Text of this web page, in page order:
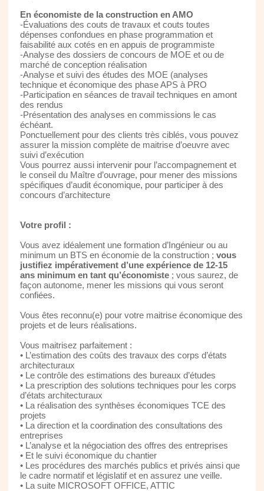
En économiste de la construction en AMO
-Évaluations des couts de travaux et couts toutes
dépenses confondues en phase programmation et
faisabilité aux cotés en en appuis de programmiste
-Analyse des dossiers de concours de MOE et ou de
marché de conception réalisation
-Analyse et suivi des études des MOE (analyses
technique et économique des phase APS à PRO
-Participation en séances de travail techniques en amont
des rendus
-Présentation des analyses en commissions le cas
échéant.
Ponctuellement pour des clients très ciblés, vous pouvez
assurer la mission complète de maitrise d’oeuvre avec
suivi d’exécution
Vous pourrez aussi intervenir pour l’accompagnement et
le conseil du Maître d’ouvrage, pour mener des missions
spécifiques d’audit économique, pour participer à des
concours d’architecture
Votre profil :
Vous avez idéalement une formation d’Ingénieur ou au
minimum un BTS en économie de la construction ; vous
justifiez impérativement d’une expérience de 12-15
ans minimum en tant qu’économiste; vous saurez, de
façon autonome, mener les missions qui vous seront
confiées.
Vous êtes reconnu(e) pour votre maitrise économique des
projets et de leurs réalisations.
Vous maitrisez parfaitement :
• L’estimation des coûts des travaux des corps d’états
architecturaux
• Le contrôle des estimations des bureaux d’études
• La prescription des solutions techniques pour les corps
d’états architecturaux
• La réalisation des synthèses économiques TCE des
projets
• La direction et la coordination des consultations des
entreprises
• L’analyse et la négociation des offres des entreprises
• Et le suivi économique du chantier
• Les procédures des marchés publics et privés ainsi que
le cadre normatif et législatif et en assurez une veille.
• La suite MICROSOFT OFFICE, ATTIC